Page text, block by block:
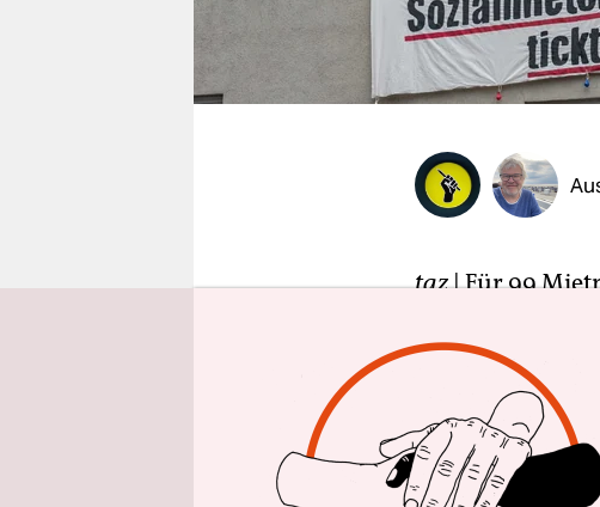
unterstützen
abo
taz| Für 99
Häusern
Chance. Auf der
Tatsächlich hat